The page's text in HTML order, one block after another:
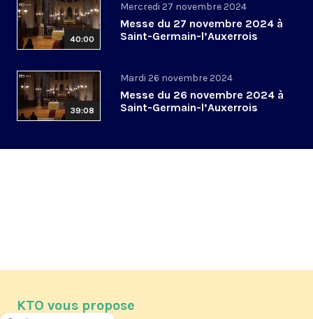
40:00
Mercredi 27 novembre 2024
Messe du 27 novembre 2024 à
Saint-Germain-l’Auxerrois
39:08
Mardi 26 novembre 2024
Messe du 26 novembre 2024 à
Saint-Germain-l’Auxerrois
KTO vous propose